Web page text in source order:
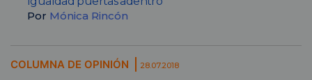
Por Mónica Rincón
COLUMNA DE OPINIÓN 28.07.2018